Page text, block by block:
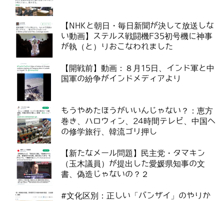
【NHKと朝日・毎日新聞が決して放送しな
い動画】ステルス戦闘機F35初号機に神事
が執（と）りおこなわれました
【開戦前】動画：８月15日、インド軍と中
国軍の紛争がインドメディアより
もうやめたほうがいいんじゃない？：恵方
巻き、ハロウィン、24時間テレビ、中国へ
の修学旅行、韓流ゴリ押し
【新たなメール問題】民主党・タマキン
（玉木議員）が提出した愛媛県知事の文
書、偽造じゃないの？２
#文化区別：正しい「バンザイ」のやりか